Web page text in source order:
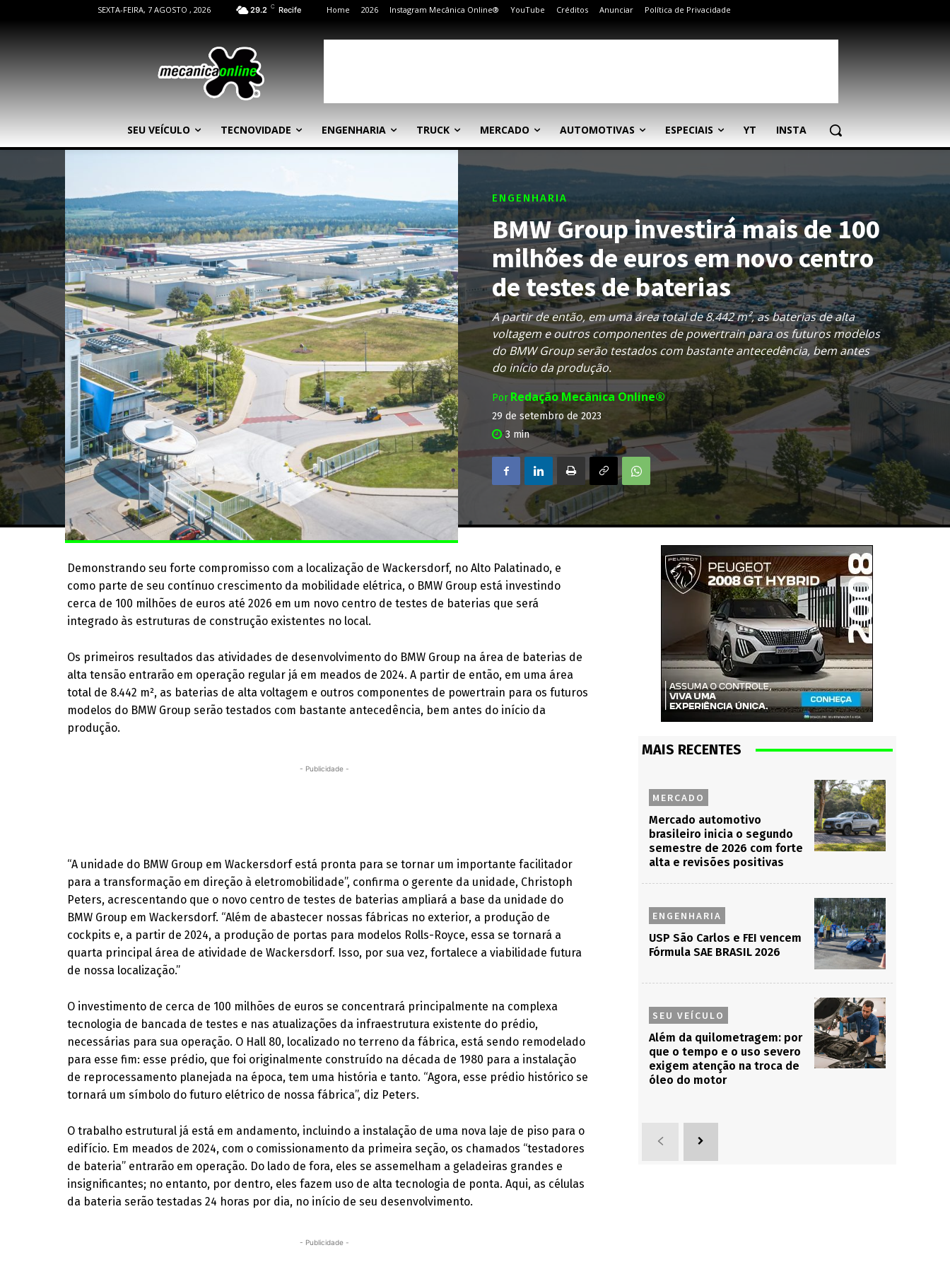
SEXTA-FEIRA, 7 AGOSTO , 2026 29.2 C Recife Home 2026 Instagram Mecânica Online® YouTube Créditos Anunciar Política de Privacidade
SEU VEÍCULO TECNOVIDADE ENGENHARIA TRUCK MERCADO AUTOMOTIVAS ESPECIAIS YT INSTA
ENGENHARIA
BMW Group investirá mais de 100
milhões de euros em novo centro
de testes de baterias
A partir de então, em uma área total de 8.442 m², as baterias de alta
voltagem e outros componentes de powertrain para os futuros modelos
do BMW Group serão testados com bastante antecedência, bem antes
do início da produção.
Por Redação Mecânica Online®
29 de setembro de 2023
3 min
Demonstrando seu forte compromisso com a localização de Wackersdorf, no Alto Palatinado, e
como parte de seu contínuo crescimento da mobilidade elétrica, o BMW Group está investindo
cerca de 100 milhões de euros até 2026 em um novo centro de testes de baterias que será
integrado às estruturas de construção existentes no local.
Os primeiros resultados das atividades de desenvolvimento do BMW Group na área de baterias de
alta tensão entrarão em operação regular já em meados de 2024. A partir de então, em uma área
total de 8.442 m², as baterias de alta voltagem e outros componentes de powertrain para os futuros
modelos do BMW Group serão testados com bastante antecedência, bem antes do início da
produção.
- Publicidade -
“A unidade do BMW Group em Wackersdorf está pronta para se tornar um importante facilitador
para a transformação em direção à eletromobilidade”, confirma o gerente da unidade, Christoph
Peters, acrescentando que o novo centro de testes de baterias ampliará a base da unidade do
BMW Group em Wackersdorf. “Além de abastecer nossas fábricas no exterior, a produção de
cockpits e, a partir de 2024, a produção de portas para modelos Rolls-Royce, essa se tornará a
quarta principal área de atividade de Wackersdorf. Isso, por sua vez, fortalece a viabilidade futura
de nossa localização.”
O investimento de cerca de 100 milhões de euros se concentrará principalmente na complexa
tecnologia de bancada de testes e nas atualizações da infraestrutura existente do prédio,
necessárias para sua operação. O Hall 80, localizado no terreno da fábrica, está sendo remodelado
para esse fim: esse prédio, que foi originalmente construído na década de 1980 para a instalação
de reprocessamento planejada na época, tem uma história e tanto. “Agora, esse prédio histórico se
tornará um símbolo do futuro elétrico de nossa fábrica”, diz Peters.
O trabalho estrutural já está em andamento, incluindo a instalação de uma nova laje de piso para o
edifício. Em meados de 2024, com o comissionamento da primeira seção, os chamados “testadores
de bateria” entrarão em operação. Do lado de fora, eles se assemelham a geladeiras grandes e
insignificantes; no entanto, por dentro, eles fazem uso de alta tecnologia de ponta. Aqui, as células
da bateria serão testadas 24 horas por dia, no início de seu desenvolvimento.
- Publicidade -
MAIS RECENTES
MERCADO
Mercado automotivo
brasileiro inicia o segundo
semestre de 2026 com forte
alta e revisões positivas
ENGENHARIA
USP São Carlos e FEI vencem
Fórmula SAE BRASIL 2026
SEU VEÍCULO
Além da quilometragem: por
que o tempo e o uso severo
exigem atenção na troca de
óleo do motor